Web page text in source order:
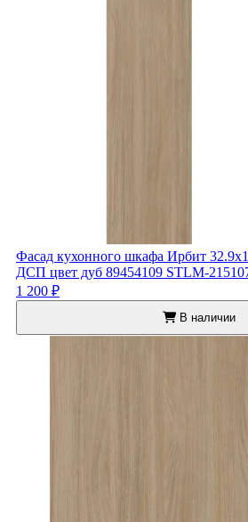
Фасад кухонного шкафа Ирбит
ДСП цвет дуб 89454109 STLM-
1 200 ₽
В наличии